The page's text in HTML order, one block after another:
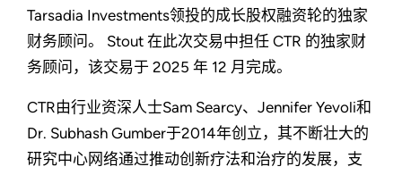
Tarsadia Investments领投的成长股权融资轮的独家
财务顾问。 Stout 在此次交易中担任 CTR 的独家财
务顾问，该交易于 2025 年 12 月完成。
CTR由行业资深人士Sam Searcy、Jennifer Yevoli和
Dr. Subhash Gumber于2014年创立，其不断壮大的
研究中心网络通过推动创新疗法和治疗的发展，支